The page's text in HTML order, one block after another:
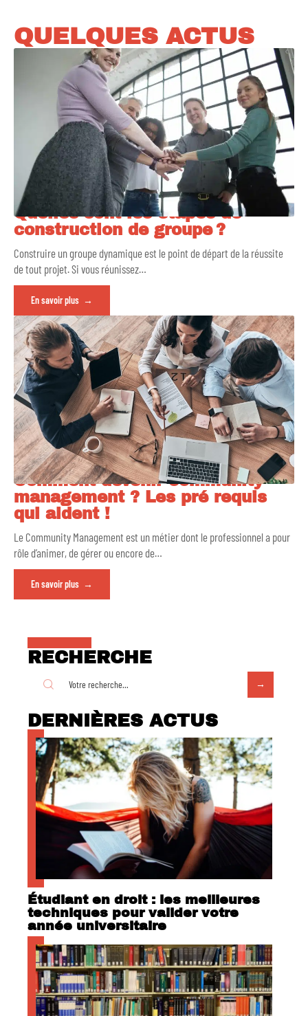
QUELQUES ACTUS
Quelles sont les étapes de
construction de groupe ?
Construire un groupe dynamique est le point de départ de la réussite
de tout projet. Si vous réunissez…
En savoir plus
Comment devenir community
management ? Les pré requis
qui aident !
Le Community Management est un métier dont le professionnel a pour
rôle d’animer, de gérer ou encore de…
En savoir plus
RECHERCHE
DERNIÈRES ACTUS
Étudiant en droit : les meilleures
techniques pour valider votre
année universitaire